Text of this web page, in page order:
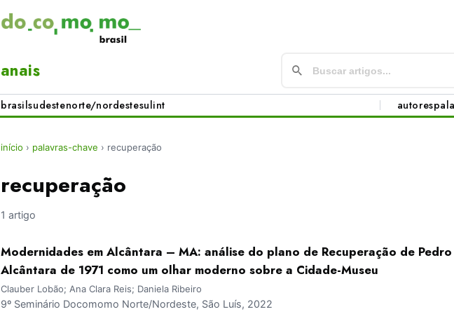
anais
brasilsudestenorte/nordestesulint autores
início › palavras-chave › recuperação
recuperação
1 artigo
Modernidades em Alcântara – MA: análise do plano de Recuperação de
Alcântara de 1971 como um olhar moderno sobre a Cidade-Museu
Clauber Lobão; Ana Clara Reis; Daniela Ribeiro
9º Seminário Docomomo Norte/Nordeste, São Luís, 2022